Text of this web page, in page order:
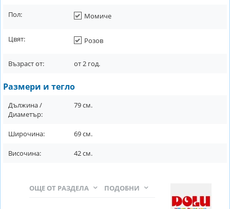
Пол: Момиче
Цвят: Розов
Възраст от: от2 год.
Размери и тегло
Дължина /
Диаметър:
79см.
Широчина: 69см.
Височина: 42см.
ПОДОБНИ
ОЩЕ ОТ РАЗДЕЛА